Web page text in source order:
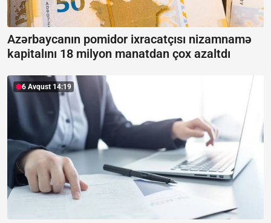
Azərbaycanın pomidor ixracatçısı nizamnamə
kapitalını 18 milyon manatdan çox azaltdı
6 Avqust 14:19